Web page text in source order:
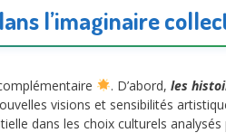
l’imaginaire
. D’abord, les
visions et sensibilités
dans les choix culturels analysés